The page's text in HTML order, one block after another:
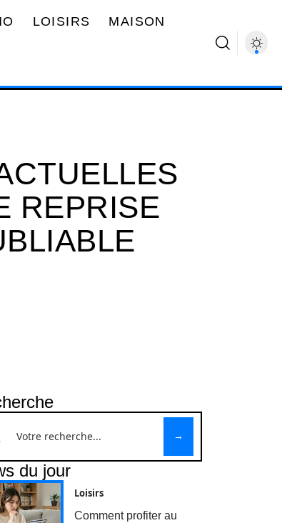
LOISIRS MAISON
REPRISE
du jour
Loisirs
Comment profiter au